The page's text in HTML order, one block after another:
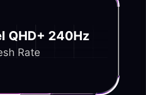
QHD+ 240Hz
Rate